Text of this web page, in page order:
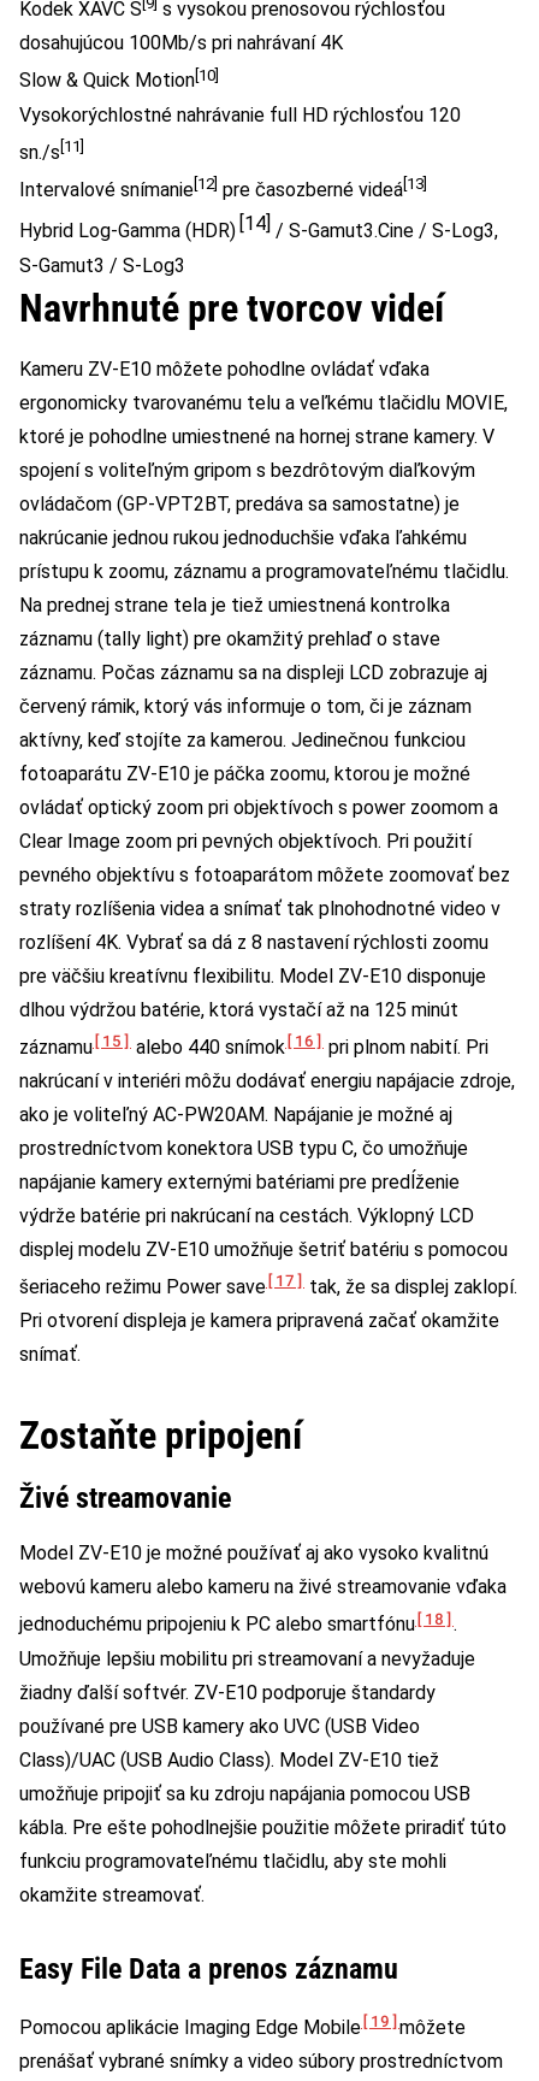
Kodek XAVC S
s vysokou prenosovou rýchlosťou
dosahujúcou 100Mb/s pri nahrávaní 4K
Slow & Quick Motion[10]
Vysokorýchlostné nahrávanie full HD rýchlosťou 120
sn./s [11]
Intervalové snímanie [12] pre časozberné videá [13]
Hybrid Log-Gamma (HDR) [14] / S-Gamut3.Cine / S-Log3,
S-Gamut3 / S-Log3
Navrhnuté pre tvorcov videí
Kameru ZV-E10 môžete pohodlne ovládať vďaka
ergonomicky tvarovanému telu a veľkému tlačidlu MOVIE,
ktoré je pohodlne umiestnené na hornej strane kamery. V
spojení s voliteľným gripom s bezdrôtovým diaľkovým
ovládačom (GP-VPT2BT, predáva sa samostatne) je
nakrúcanie jednou rukou jednoduchšie vďaka ľahkému
prístupu k zoomu, záznamu a programovateľnému tlačidlu.
Na prednej strane tela je tiež umiestnená kontrolka
záznamu (tally light) pre okamžitý prehlaď o stave
záznamu. Počas záznamu sa na displeji LCD zobrazuje aj
červený rámik, ktorý vás informuje o tom, či je záznam
aktívny, keď stojíte za kamerou. Jedinečnou funkciou
fotoaparátu ZV-E10 je páčka zoomu, ktorou je možné
ovládať optický zoom pri objektívoch s power zoomom a
Clear Image zoom pri pevných objektívoch. Pri použití
pevného objektívu s fotoaparátom môžete zoomovať bez
straty rozlíšenia videa a snímať tak plnohodnotné video v
rozlíšení 4K. Vybrať sa dá z 8 nastavení rýchlosti zoomu
pre väčšiu kreatívnu flexibilitu. Model ZV-E10 disponuje
dlhou výdržou batérie, ktorá vystačí až na 125 minút
záznamu[15] alebo 440 snímok[16] pri plnom nabití. Pri
nakrúcaní v interiéri môžu dodávať energiu napájacie zdroje,
ako je voliteľný AC-PW20AM. Napájanie je možné aj
prostredníctvom konektora USB typu C, čo umožňuje
napájanie kamery externými batériami pre predĺženie
výdrže batérie pri nakrúcaní na cestách. Výklopný LCD
displej modelu ZV-E10 umožňuje šetriť batériu s pomocou
šeriaceho režimu Power save[17] tak, že sa displej zaklopí.
Pri otvorení displeja je kamera pripravená začať okamžite
snímať.
Zostaňte pripojení
Živé streamovanie
Model ZV-E10 je možné používať aj ako vysoko kvalitnú
webovú kameru alebo kameru na živé streamovanie vďaka
jednoduchému pripojeniu k PC alebo smartfónu[18].
Umožňuje lepšiu mobilitu pri streamovaní a nevyžaduje
žiadny ďalší softvér. ZV-E10 podporuje štandardy
používané pre USB kamery ako UVC (USB Video
Class)/UAC (USB Audio Class). Model ZV-E10 tiež
umožňuje pripojiť sa ku zdroju napájania pomocou USB
kábla. Pre ešte pohodlnejšie použitie môžete priradiť túto
funkciu programovateľnému tlačidlu, aby ste mohli
okamžite streamovať.
Easy File Data a prenos záznamu
Pomocou aplikácie Imaging Edge Mobile[19]môžete
prenášať vybrané snímky a video súbory prostredníctvom